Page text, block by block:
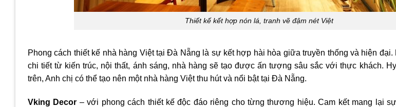
Thiết kế kết hợp nón lá, tranh vẽ đậm nét Việt
Phong cách thiết kế nhà hàng Việt tại Đà Nẵng là sự kết hợp hài hòa giữa truyền thống và hiện đại.
chi tiết từ kiến trúc, nội thất, ánh sáng, nhà hàng sẽ tạo được ấn tượng sâu sắc với thực khách.
trên, Anh chị có thể tạo nên một nhà hàng Việt thu hút và nổi bật tại Đà Nẵng.
Vking Decor – với phong cách thiết kế độc đáo riêng cho từng thương hiệu. Cam kết mang lại